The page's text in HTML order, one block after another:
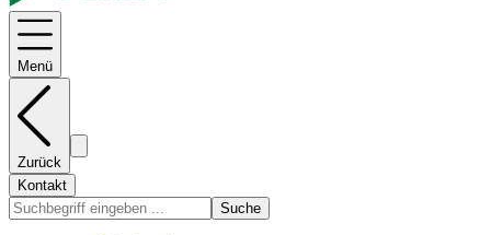
Menü
Zurück
Kontakt
Suche